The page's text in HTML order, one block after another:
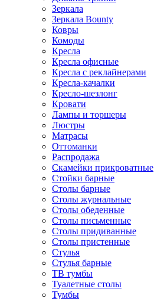
Зеркала
Зеркала Bounty
Ковры
Комоды
Кресла
Кресла офисные
Кресла с реклайнерами
Кресла-качалки
Кресло-шезлонг
Кровати
Лампы и торшеры
Люстры
Матрасы
Оттоманки
Распродажа
Скамейки прикроватные
Стойки барные
Столы барные
Столы журнальные
Столы обеденные
Столы письменные
Столы придиванные
Столы пристенные
Стулья
Стулья барные
ТВ тумбы
Туалетные столы
Тумбы